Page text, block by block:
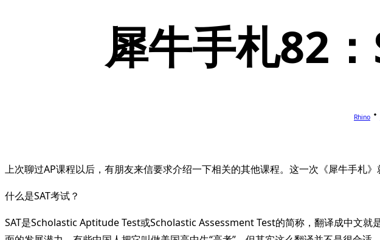
犀牛手札82
Rhino
上次聊过AP课程以后，有朋友来信要求介绍一下相关的其他课程。这一次《犀牛手札》
什么是SAT考试？
SAT是Scholastic Aptitude Test或Scholastic Assessment Test的简称，翻译成中文就